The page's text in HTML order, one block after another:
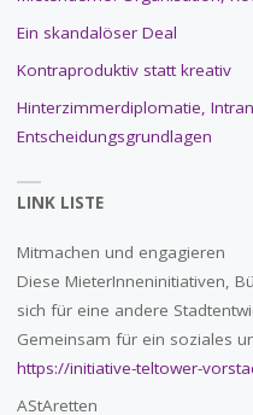
Ein skandalöser Deal
Kontraproduktiv statt kreativ
Hinterzimmerdiplomatie,
Entscheidungsgrundlagen
LINK LISTE
Mitmachen und engagieren
Diese MieterInneninitiativen,
sich für eine andere
Gemeinsam für ein soziales
https://initiative-teltower-
AStAretten